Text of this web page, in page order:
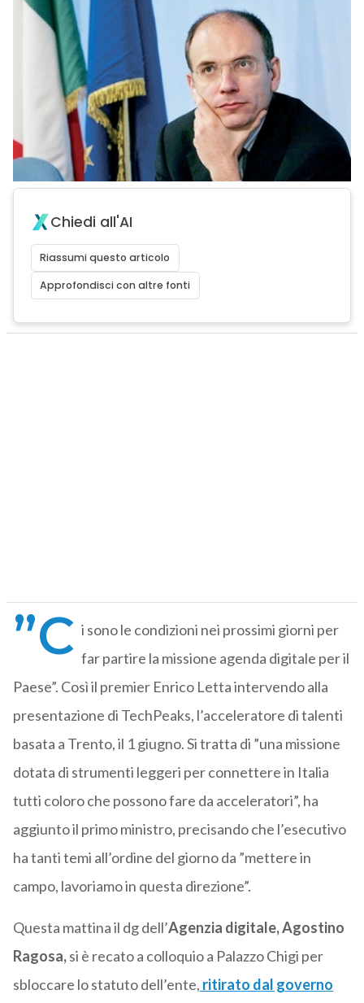
Chiedi all'AI
Riassumi questo articolo
Approfondisci con altre fonti
”C i sono le condizioni nei prossimi giorni per
far partire la missione agenda digitale per il
Paese”. Così il premier Enrico Letta intervendo alla
presentazione di TechPeaks, l’acceleratore di talenti
basata a Trento, il 1 giugno. Si tratta di ”una missione
dotata di strumenti leggeri per connettere in Italia
tutti coloro che possono fare da acceleratori”, ha
aggiunto il primo ministro, precisando che l’esecutivo
ha tanti temi all’ordine del giorno da ”mettere in
campo, lavoriamo in questa direzione”.
Questa mattina il dg dell’Agenzia digitale, Agostino
Ragosa,si è recato a colloquio a Palazzo Chigi per
sbloccare lo statuto dell’ente, ritirato dal governo